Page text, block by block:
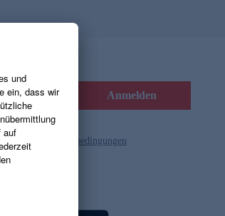
Anmelden
und die Gutscheinbedingungen